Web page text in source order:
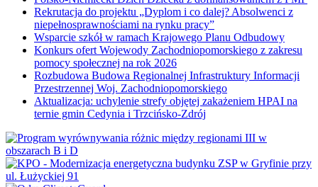
Rekrutacja do projektu „Dyplom i co dalej? Absolwenci z
niepełnosprawnościami na rynku pracy”
Wsparcie szkół w ramach Krajowego Planu Odbudowy
Konkurs ofert Wojewody Zachodniopomorskiego z zakresu
pomocy społecznej na rok 2026
Rozbudowa Budowa Regionalnej Infrastruktury Informacji
Przestrzennej Woj. Zachodniopomorskiego
Aktualizacja: uchylenie strefy objętej zakażeniem HPAI na
ternie gmin Cedynia i Trzcińsko-Zdrój